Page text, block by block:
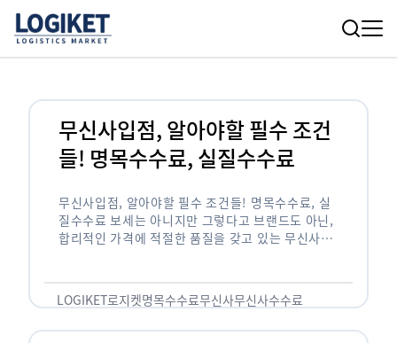
무신사입점, 알아야할 필수 조건
들! 명목수수료, 실질수수료
무신사입점, 알아야할 필수 조건들! 명목수수료, 실
질수수료 보세는 아니지만 그렇다고 브랜드도 아닌,
합리적인 가격에 적절한 품질을 갖고 있는 무신사!
LOGIKET로지켓명목수수료무신사무신사수수료